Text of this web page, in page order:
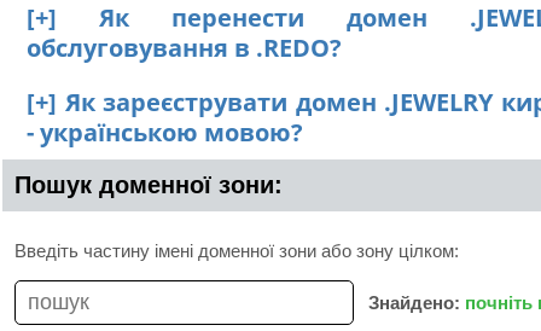
[+] Як перенести домен
обслуговування в .REDO?
[+] Як зареєструвати домен .JEWELRY
- українською мовою?
Пошук доменної зони:
Введіть частину імені доменної зони або зону цілком:
Знайдено: